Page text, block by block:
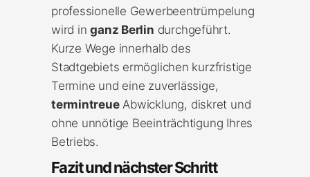
professionelle Gewerbeentrümpelung
wird inganz Berlin durchgeführt.
Kurze Wege innerhalb des
Stadtgebiets ermöglichen kurzfristige
Termine und eine zuverlässige,
termintreueAbwicklung, diskret und
ohne unnötige Beeinträchtigung Ihres
Betriebs.
Fazit und nächster Schritt